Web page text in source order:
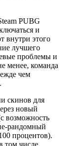
PUBG
и
внутри этого
лучшего
проблемы и
менее, команда
чем
скинов для
новый
возможность
рандомный
процентов).
том числе